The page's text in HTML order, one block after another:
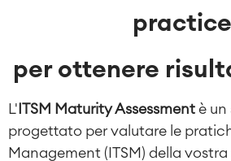
practice
per ottenere
L' ITSM Maturity Assessment è un
progettato per valutare le
Management (ITSM) della